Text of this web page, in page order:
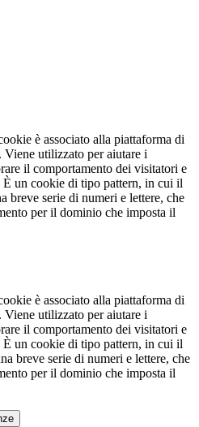
è associato alla piattaforma di
utilizzato per aiutare i
il comportamento dei visitatori e
È un cookie di tipo pattern, in cui il
breve serie di numeri e lettere, che
per il dominio che imposta il
è associato alla piattaforma di
utilizzato per aiutare i
il comportamento dei visitatori e
È un cookie di tipo pattern, in cui il
breve serie di numeri e lettere, che
per il dominio che imposta il